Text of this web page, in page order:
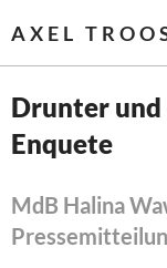
AXEL
Startseite
Themen
Leitlinien linker
Drunter
Enquete
MdB Halina